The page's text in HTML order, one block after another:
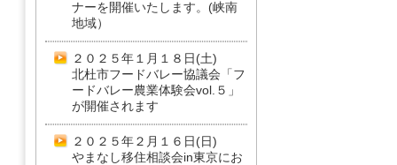
ナーを開催いたします。(峡南
地域）
２０２５年１月１８日(土)
北杜市フードバレー協議会「フ
ードバレー農業体験会vol.５」
が開催されます
２０２５年２月１６日(日)
やまなし移住相談会in東京にお